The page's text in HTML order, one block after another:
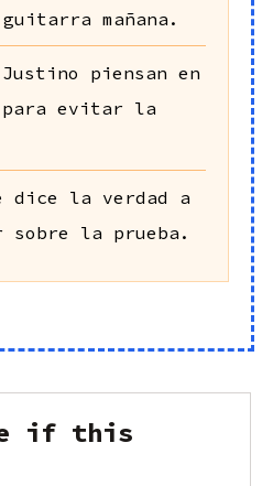
mañana.
piensan en
para evitar la
la verdad a
sobre la prueba.
if this